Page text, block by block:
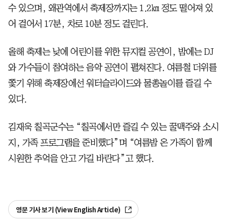
수 있으며, 왜관역에서 축제장까지는 1.2㎞ 정도 떨어져 있
어 걸어서 17분, 차로 10분 정도 걸린다.
올해 축제는 낮에 어린이를 위한 뮤지컬 공연이, 밤에는 DJ
와 가수들이 참여하는 음악 공연이 펼쳐진다. 여름철 더위를
쫓기 위해 축제장에선 워터슬라이드와 물총놀이를 즐길 수
있다.
김재욱 칠곡군수는 “칠곡에서만 즐길 수 있는 꿀맥주와 소시
지, 가족 프로그램을 준비했다”며 “여름밤 온 가족이 함께
시원한 추억을 안고 가길 바란다”고 했다.
영문 기사 보기 (View English Article)